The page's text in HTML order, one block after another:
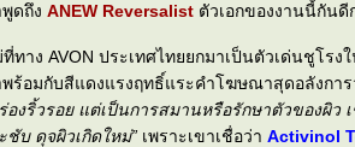
มาพูดถึง ANEW Reversalist ตัวเอกของงานนี้กันดีก
าง AVON ประเทศไทยยกมาเป็นตัวเด่นชูโรง
ร้อมกับสีแดงแรงฤทธิ์แระคำโฆษณาสุดอลังการ
องริ้วรอย แต่เป็นการสมานหรือรักษาตัวของผิ
ชับ ดุจผิวเกิดใหม่” เพราะเขาเชื่อว่า Activinol